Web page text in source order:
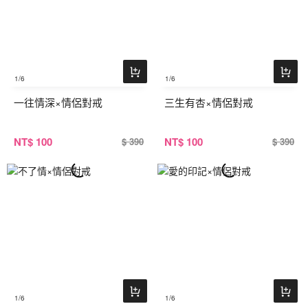
1/6
一往情深×情侶對戒
NT$ 100 $ 390
1/6
三生有杏×情侶對戒
NT$ 100 $ 390
1/6 1/6